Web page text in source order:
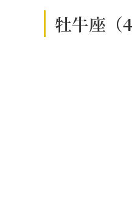
牡牛座